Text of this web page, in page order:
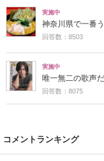
実施中
神奈川県で一番
回答数：8503
実施中
唯一無二の歌声
回答数：8075
コメントランキング